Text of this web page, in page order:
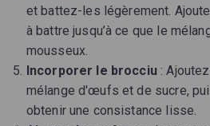
et battez-les légèrement.
à battre jusqu’à ce que le
mousseux.
Incorporer le brocciu:
mélange d'œufs et de sucre,
obtenir une consistance lisse.